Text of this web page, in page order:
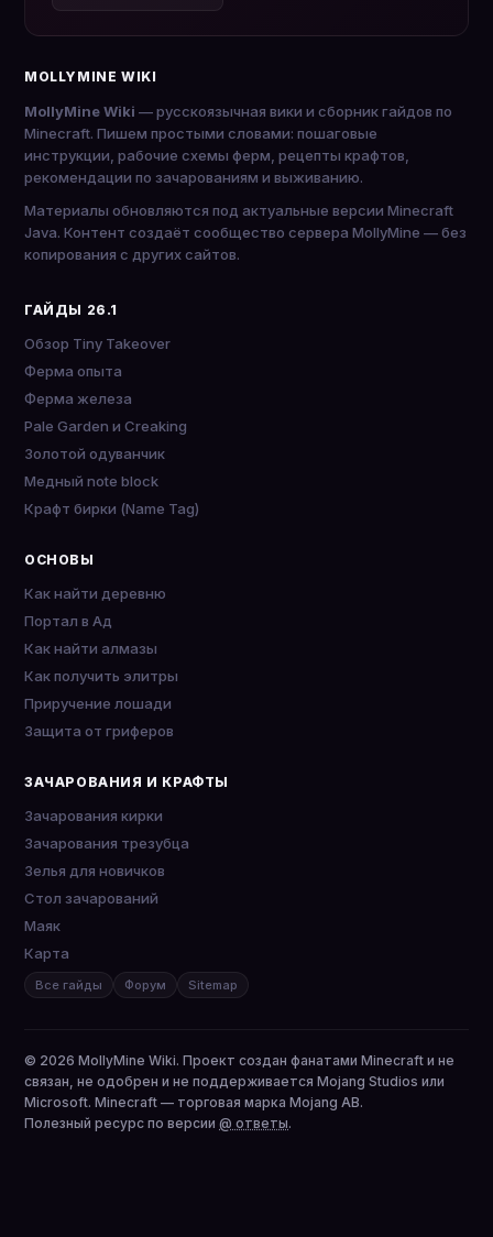
MOLLYMINE WIKI
MollyMine Wiki — русскоязычная вики и сборник гайдов по
Minecraft. Пишем простыми словами: пошаговые
инструкции, рабочие схемы ферм, рецепты крафтов,
рекомендации по зачарованиям и выживанию.
Материалы обновляются под актуальные версии Minecraft
Java. Контент создаёт сообщество сервера MollyMine — без
копирования с других сайтов.
ГАЙДЫ 26.1
Обзор Tiny Takeover
Ферма опыта
Ферма железа
Pale Garden и Creaking
Золотой одуванчик
Медный note block
Крафт бирки (Name Tag)
ОСНОВЫ
Как найти деревню
Портал в Ад
Как найти алмазы
Как получить элитры
Приручение лошади
Защита от гриферов
ЗАЧАРОВАНИЯ И КРАФТЫ
Зачарования кирки
Зачарования трезубца
Зелья для новичков
Стол зачарований
Маяк
Карта
Все гайды Форум Sitemap
© 2026 MollyMine Wiki. Проект создан фанатами Minecraft и не
связан, не одобрен и не поддерживается Mojang Studios или
Microsoft. Minecraft — торговая марка Mojang AB.
Полезный ресурс по версии @ ответы.